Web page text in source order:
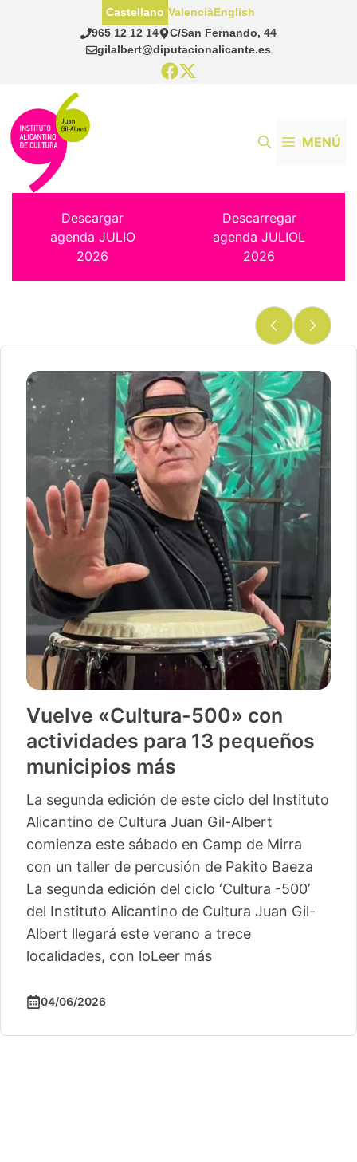
965 12 12 14
C/San Fernando, 44
gilalbert@diputacionalicante.es
Castellano ValenciàEnglish
MENÚ
Descargar
agenda JULIO
2026
Descarregar
agenda JULIOL
2026
Vuelve «Cultura-500» con
actividades para 13 pequeños
municipios más
La segunda edición de este ciclo del Instituto
Alicantino de Cultura Juan Gil-Albert
comienza este sábado en Camp de Mirra
con un taller de percusión de Pakito Baeza
La segunda edición del ciclo ‘Cultura -500’
del Instituto Alicantino de Cultura Juan Gil-
Albert llegará este verano a trece
localidades, con loLeer más
04/06/2026